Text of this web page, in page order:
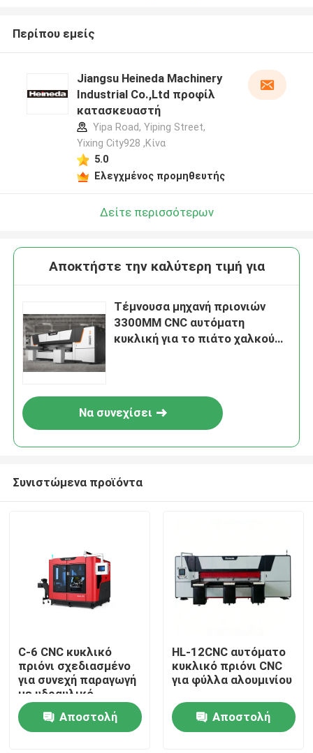
Σπίτι
Προϊόντα
Περίπου εμείς
Jiangsu Heineda Machinery
Industrial Co.,Ltd προφίλ
κατασκευαστή
Yipa Road, Yiping Street,
Yixing City928 ,Κίνα
5.0
Ελεγχμένος προμηθευτής
Δείτε περισσότερων
Αποκτήστε την καλύτερη τιμή για
Τέμνουσα μηχανή πριονιών
3300MM CNC αυτόματη
κυκλική για το πιάτο χαλκού
Να συνεχίσει
Συνιστώμενα προϊόντα
C-6 CNC κυκλικό
πριόνι σχεδιασμένο
για συνεχή παραγωγή
με υδραυλικό
σύστημα και
αυτόματη
τροφοδοσία για
Αποστολή
HL-12CNC αυτόματο
κυκλικό πριόνι CNC
για φύλλα αλουμινίου
Αποστολή